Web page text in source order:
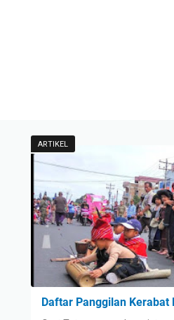
ARTIKEL
Daftar Panggilan Kerabat